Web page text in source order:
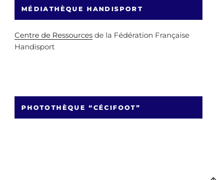
MÉDIATHÈQUE HANDISPORT
Centre de Ressources de la Fédération Française
Handisport
PHOTOTHÈQUE “CÉCIFOOT”